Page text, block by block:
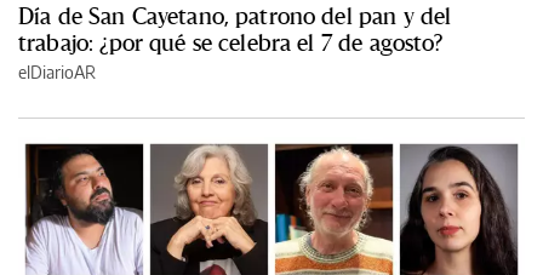
Día de San Cayetano, patrono del pan y del
trabajo: ¿por qué se celebra el 7 de agosto?
elDiarioAR